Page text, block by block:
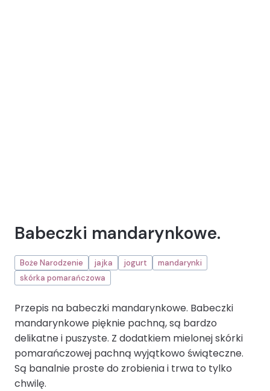
Babeczki mandarynkowe.
Boże Narodzenie jajka jogurt
mandarynki
skórka pomarańczowa
Przepis na babeczki mandarynkowe. Babeczki
mandarynkowe pięknie pachną, są bardzo
delikatne i puszyste. Z dodatkiem mielonej skórki
pomarańczowej pachną wyjątkowo świąteczne.
Są banalnie proste do zrobienia i trwa to tylko
chwilę.